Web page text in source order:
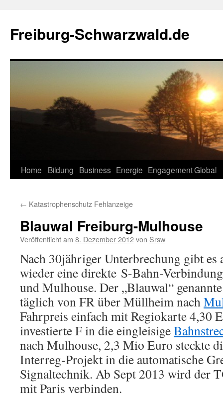
springen
Freiburg-Schwarzwald.de
Home Bildung Business Energie EngagementGlobal
← Katastrophenschutz Fehlanzeige
Blauwal Freiburg-Mulhouse
Veröffentlicht am 8. Dezember 2012von Srsw
Nach 30jähriger Unterbrechung gibt es
wieder eine direkte S-Bahn-
und Mulhouse. Der „Blauwal“
täglich von FR über Müllheim nach
Fahrpreis einfach mit Regiokarte 4,30
investierte F in die eingleisige
nach Mulhouse, 2,3 Mio Euro steckte
Interreg-Projekt in die automatische
Signaltechnik. Ab Sept 2013 wird der
mit Paris verbinden.